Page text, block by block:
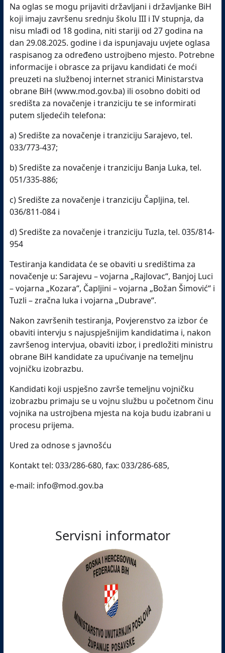
Na oglas se mogu prijaviti državljani i državljanke BiH
koji imaju završenu srednju školu III i IV stupnja, da
nisu mlađi od 18 godina, niti stariji od 27 godina na
dan 29.08.2025. godine i da ispunjavaju uvjete oglasa
raspisanog za određeno ustrojbeno mjesto. Potrebne
informacije i obrasce za prijavu kandidati će moći
preuzeti na službenoj internet stranici Ministarstva
obrane BiH (www.mod.gov.ba) ili osobno dobiti od
središta za novačenje i tranziciju te se informirati
putem sljedećih telefona:
a) Središte za novačenje i tranziciju Sarajevo, tel.
033/773-437;
b) Središte za novačenje i tranziciju Banja Luka, tel.
051/335-886;
c) Središte za novačenje i tranziciju Čapljina, tel.
036/811-084 i
d) Središte za novačenje i tranziciju Tuzla, tel. 035/814-
954
Testiranja kandidata će se obaviti u središtima za
novačenje u: Sarajevu – vojarna „Rajlovac“, Banjoj Luci
– vojarna „Kozara“, Čapljini – vojarna „Božan Šimović“ i
Tuzli – zračna luka i vojarna „Dubrave“.
Nakon završenih testiranja, Povjerenstvo za izbor će
obaviti intervju s najuspješnijim kandidatima i, nakon
završenog intervjua, obaviti izbor, i predložiti ministru
obrane BiH kandidate za upućivanje na temeljnu
vojničku izobrazbu.
Kandidati koji uspješno završe temeljnu vojničku
izobrazbu primaju se u vojnu službu u početnom činu
vojnika na ustrojbena mjesta na koja budu izabrani u
procesu prijema.
Ured za odnose s javnošću
Kontakt tel: 033/286-680, fax: 033/286-685,
e-mail: info@mod.gov.ba
Servisni informator